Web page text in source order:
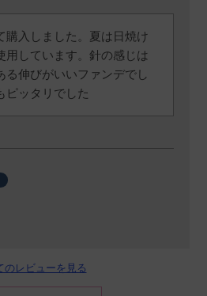
購入しました。夏は日焼け
用しています。針の感じは
る伸びがいいファンデでし
ピッタリでした
のレビューを見る